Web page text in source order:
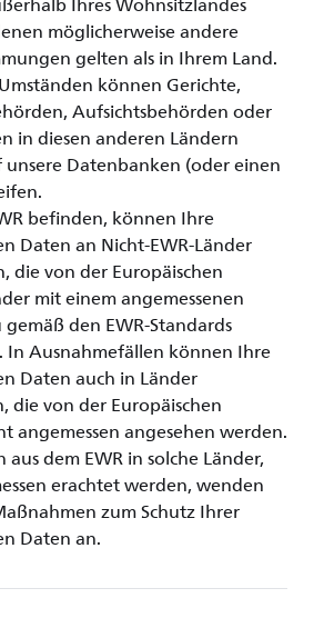
möglicherweise andere
gelten als in Ihrem Land.
können Gerichte,
Aufsichtsbehörden oder
in diesen anderen Ländern
Datenbanken (oder einen
befinden, können Ihre
Daten an Nicht-EWR-Länder
die von der Europäischen
mit einem angemessenen
den EWR-Standards
Ausnahmefällen können Ihre
Daten auch in Länder
die von der Europäischen
angemessen angesehen werden.
dem EWR in solche Länder,
erachtet werden, wenden
zum Schutz Ihrer
Daten an.